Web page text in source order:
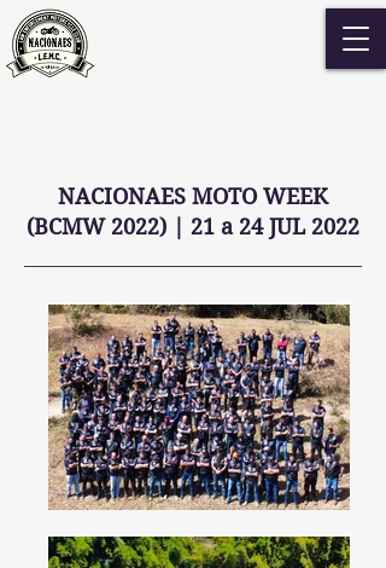
NACIONAES MOTO WEEK
(BCMW 2022) | 21 a 24 JUL 2022